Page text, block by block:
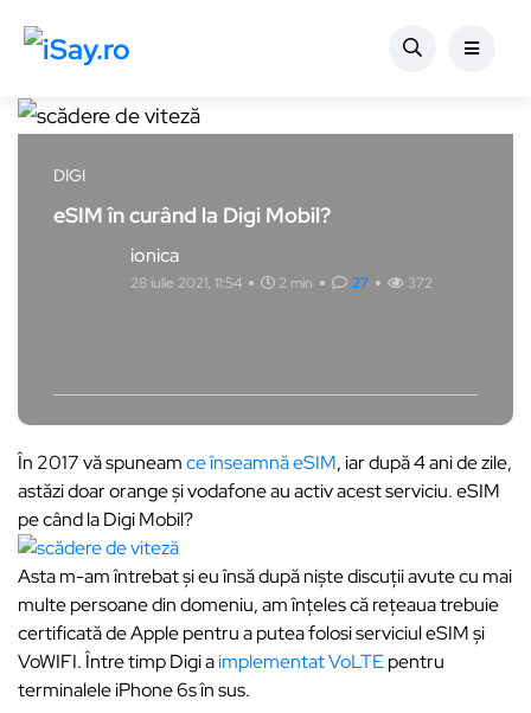
DIGI
eSIM în curând la Digi Mobil?
ionica
28 iulie 2021, 11:54 2 min 27 372
În 2017 vă spuneamce înseamnă eSIM, iar după 4 ani de zile,
astăzi doar orange și vodafone au activ acest serviciu. eSIM
pe când la Digi Mobil?
Asta m-am întrebat și eu însă după niște discuții avute cu mai
multe persoane din domeniu, am înțeles că rețeaua trebuie
certificată de Apple pentru a putea folosi serviciul eSIM și
VoWIFI. Între timp Digi aimplementat VoLTEpentru
terminalele iPhone 6s în sus.